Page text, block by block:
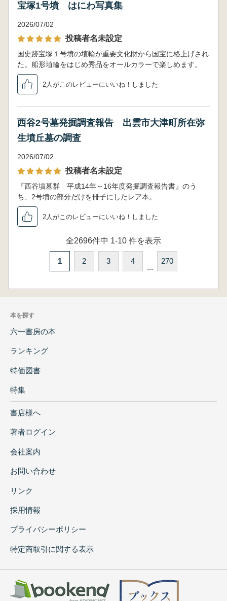
宝塚1号墳 はにわ写真集
2026/07/02
投稿者名未設定
国史跡宝塚１号墳の埴輪が重要文化財から国宝に格上げされ
た。船形埴輪をはじめ秀品をオールカラーで楽しめます。
2人がこのレビューにいいね！しました
西谷2号墓発掘調査報告 出雲市大津町所在弥
生墳丘墓の調査
2026/07/02
投稿者名未設定
『西谷墳墓群 平成14年～16年度発掘調査報告書』のう
ち、2号墳の部分だけを冊子にしたレア本。
2人がこのレビューにいいね！しました
全2696件中 1-10 件を表示
1 2 3 4
...
270
本を探す
六一書房の本
ランキング
特価図書
特集
書店様へ
著者ログイン
会社案内
お問い合わせ
リンク
採用情報
プライバシーポリシー
特定商取引に関する表示